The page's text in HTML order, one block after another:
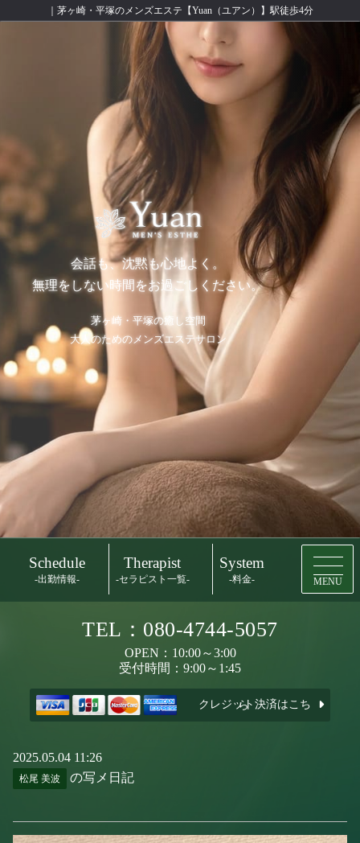
｜茅ヶ崎・平塚のメンズエステ【Yuan（ユアン）】駅徒歩4分
会話も、沈黙も心地よく。
無理をしない時間をお過ごしください。
茅ヶ崎・平塚の癒し空間
大人のためのメンズエステサロン
Schedule
-出勤情報-
Therapist
-セラピスト一覧-
System
-料金- MENU
TEL：080-4744-5057
OPEN：10:00～3:00
受付時間：9:00～1:45
クレジット決済はこちら
2025.05.04 11:26
松尾 美波 の写メ日記